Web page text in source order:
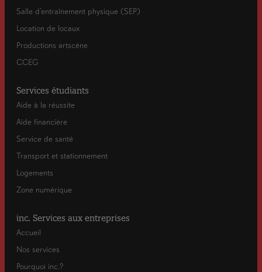
Salle d’entraînement physique (SEP)
Location de locaux
Productions artscène
CCEG
Services étudiants
Aide à la réussite
Aide financière
Service de santé
Transport et stationnement
Logements
Zone numérique
inc. Services aux entreprises
Accueil
Nos services
Pourquoi inc.?